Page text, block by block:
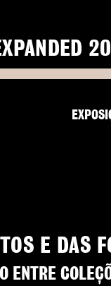
E DAS
ENTRE